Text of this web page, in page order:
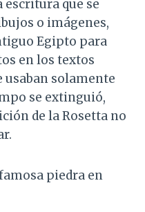
que se
o imágenes,
Egipto para
en los textos
solamente
se extinguió,
de la Rosetta no
piedra en